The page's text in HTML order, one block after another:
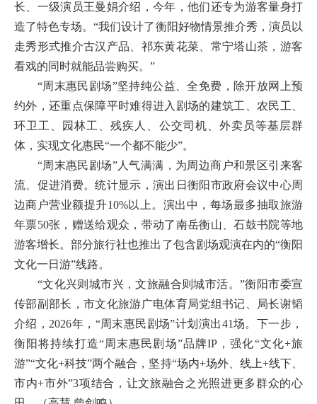
长、一级演员王曼娟介绍，今年，他们还专为游客量身打
造了特色专场。“我们设计了衡阳好物情景推介秀，演员以
走秀形式推介古汉产品、祁东黄花菜、常宁塔山茶，游客
看戏的同时就能品尝购买。”
“周末惠民剧场”坚持纯公益、全免费，除开放网上预
约外，还重点保障平时难得进入剧场的建筑工、农民工、
环卫工、园林工、残疾人、公交司机、外卖员等基层群
体，实现文化惠民“一个都不能少”。
“周末惠民剧场”人气满满，为周边商户和景区引来客
流、促进消费。统计显示，演出日衡阳市政府会议中心周
边商户营业额提升10%以上。演出中，每场最多抽取旅游
年票50张，赠送给观众，带动了南岳衡山、石鼓书院等地
游客增长。部分旅行社也推出了包含剧场观演在内的“衡阳
文化一日游”线路。
“文化兴则城市兴，文旅融合则城市活。”衡阳市委宣
传部副部长，市文化旅游广电体育局党组书记、局长谢韬
介绍，2026年，“周末惠民剧场”计划演出41场。下一步，
衡阳将持续打造“周末惠民剧场”品牌IP，强化“文化+旅
游”“文化+科技”两个融合，坚持“场内+场外、线上+线下、
市内+市外”3项结合，让文旅融合之光照进更多群众的心